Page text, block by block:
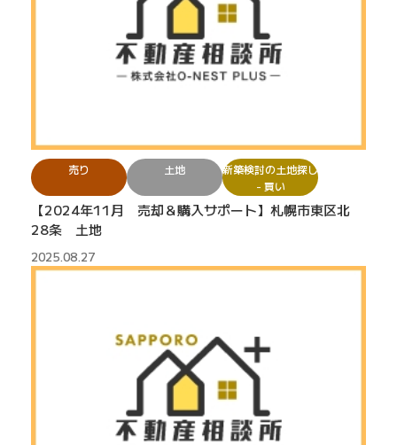
売り 土地
新築検討の土地探し
- 買い
【2024年11月 売却＆購入サポート】札幌市東区北
28条 土地
2025.08.27